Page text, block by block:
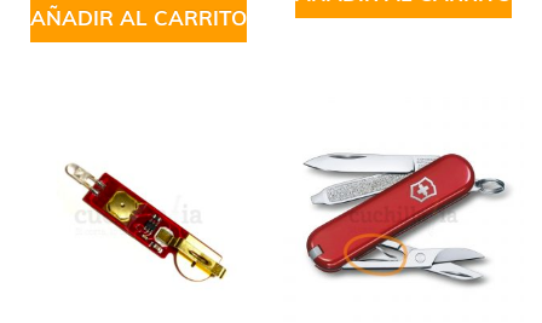
AÑADIR AL CARRITO